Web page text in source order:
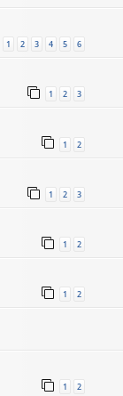
1 2 3 4 5 6
1 2 3
1 2
1 2 3
1 2
1 2
1 2